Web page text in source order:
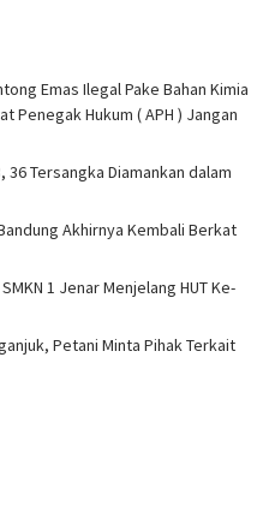
Emas Ilegal Pake Bahan Kimia
Penegak Hukum ( APH ) Jangan
Tersangka Diamankan dalam
Akhirnya Kembali Berkat
1 Jenar Menjelang HUT Ke-
Petani Minta Pihak Terkait